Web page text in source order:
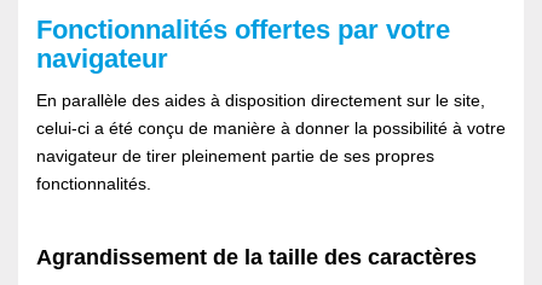
Fonctionnalités offertes par votre
navigateur
En parallèle des aides à disposition directement sur le site,
celui-ci a été conçu de manière à donner la possibilité à votre
navigateur de tirer pleinement partie de ses propres
fonctionnalités.
Agrandissement de la taille des caractères